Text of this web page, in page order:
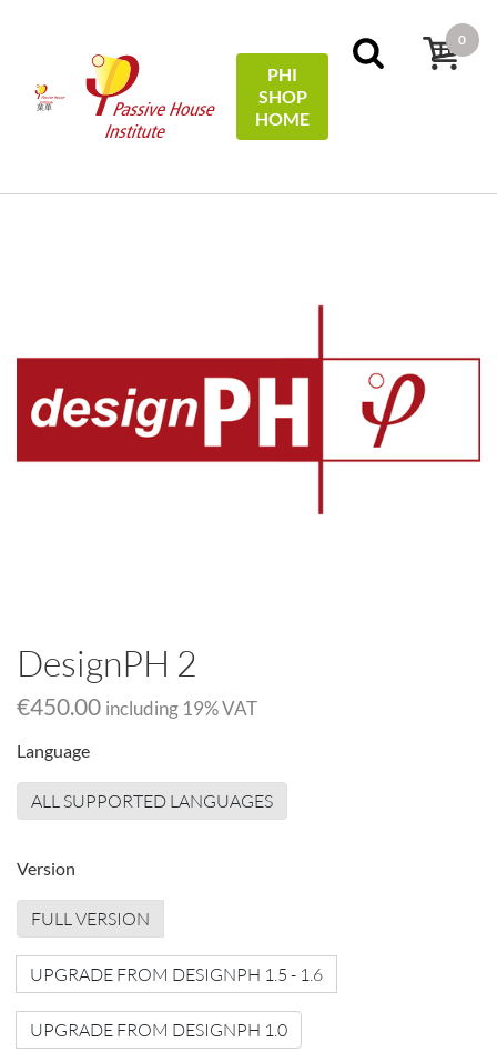
菜单
PHI
SHOP
HOME
0
designPH DesignPH 2
DesignPH 2
€450.00 including 19% VAT
Language
ALL SUPPORTED LANGUAGES
Version
FULL VERSION
UPGRADE FROM DESIGNPH 1.5 - 1.6
UPGRADE FROM DESIGNPH 1.0